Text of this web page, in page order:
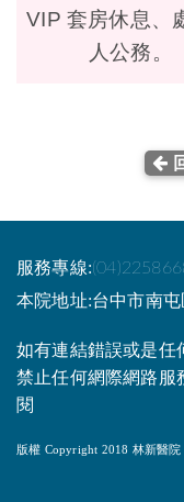
VIP 套房休息、
人公務。
服務專線:
本院地址:台中市南
如有連結錯誤或是任
禁止任何網際網路服
閱
版權 Copyright 2018 林新醫院